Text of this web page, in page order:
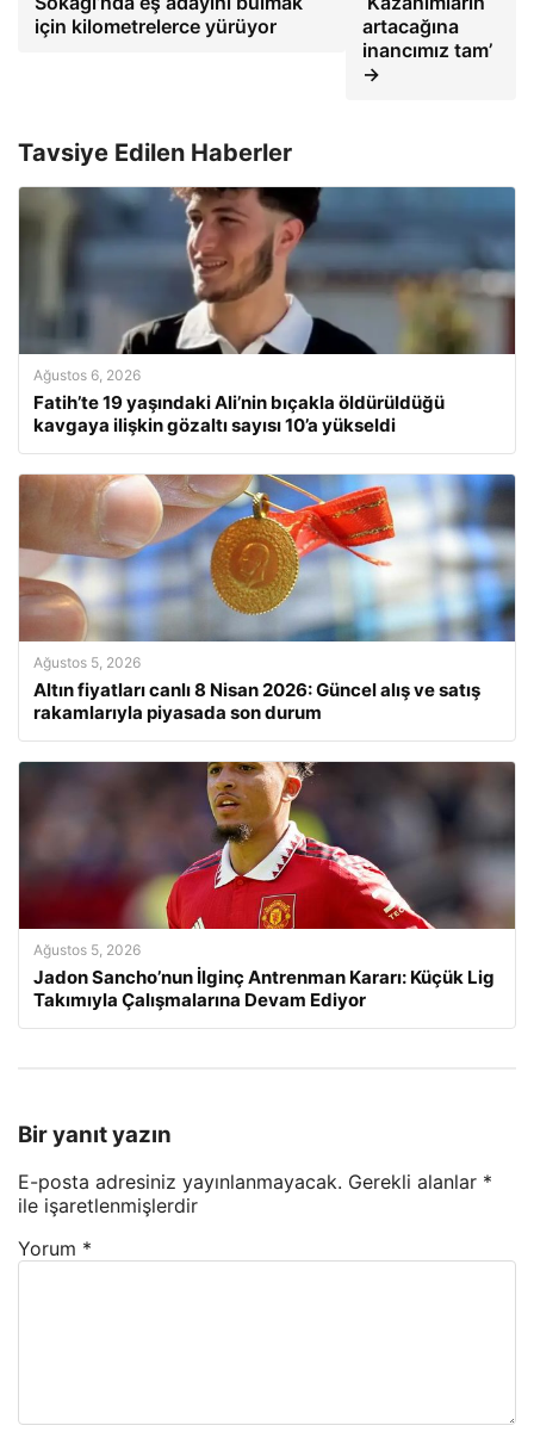
için kilometrelerce yürüyor
artacağına
inancımız tam’
→
Tavsiye Edilen Haberler
Ağustos 6, 2026
Fatih’te 19 yaşındaki Ali’nin bıçakla öldürüldüğü
kavgaya ilişkin gözaltı sayısı 10’a yükseldi
Ağustos 5, 2026
Altın fiyatları canlı 8 Nisan 2026: Güncel alış ve satış
rakamlarıyla piyasada son durum
Ağustos 5, 2026
Jadon Sancho’nun İlginç Antrenman Kararı: Küçük Lig
Takımıyla Çalışmalarına Devam Ediyor
Bir yanıt yazın
E-posta adresiniz yayınlanmayacak. Gerekli alanlar *
ile işaretlenmişlerdir
Yorum *